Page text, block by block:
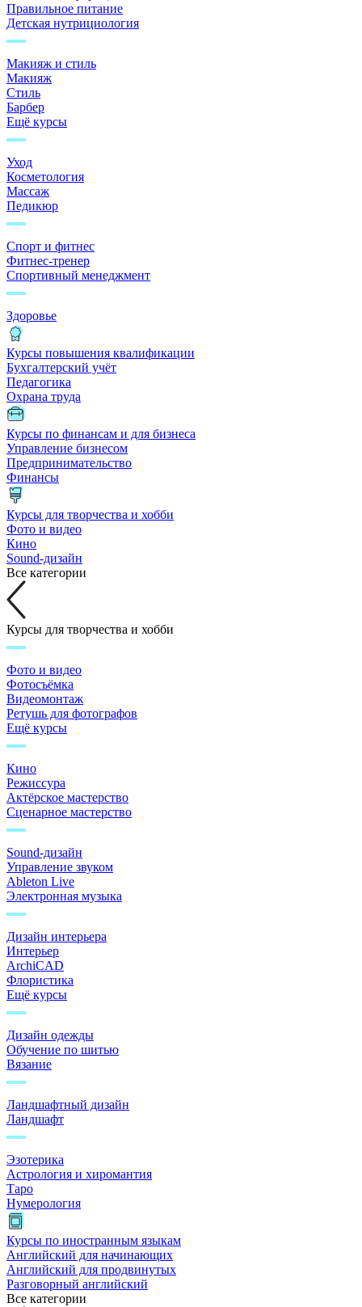
Правильное питание
Детская нутрициология
Макияж и стиль
Макияж
Стиль
Барбер
Ещё курсы
Уход
Косметология
Массаж
Педикюр
Спорт и фитнес
Фитнес-тренер
Спортивный менеджмент
Здоровье
Курсы повышения квалификации
Бухгалтерский учёт
Педагогика
Охрана труда
Курсы по финансам и для бизнеса
Управление бизнесом
Предпринимательство
Финансы
Курсы для творчества и хобби
Фото и видео
Кино
Sound-дизайн
Все категории
Курсы для творчества и хобби
Фото и видео
Фотосъёмка
Видеомонтаж
Ретушь для фотографов
Ещё курсы
Кино
Режиссура
Актёрское мастерство
Сценарное мастерство
Sound-дизайн
Управление звуком
Ableton Live
Электронная музыка
Дизайн интерьера
Интерьер
ArchiCAD
Флористика
Ещё курсы
Дизайн одежды
Обучение по шитью
Вязание
Ландшафтный дизайн
Ландшафт
Эзотерика
Астрология и хиромантия
Таро
Нумерология
Курсы по иностранным языкам
Английский для начинающих
Английский для продвинутых
Разговорный английский
Все категории